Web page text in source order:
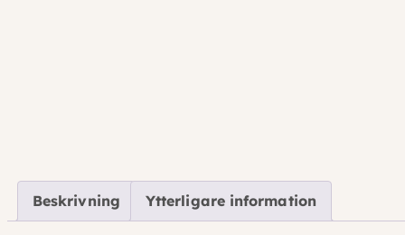
Beskrivning Ytterligare information